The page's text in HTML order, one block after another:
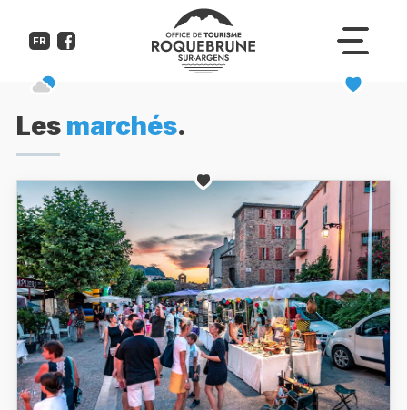
FR
Les marchés.